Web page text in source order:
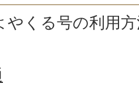
やくる号の利用